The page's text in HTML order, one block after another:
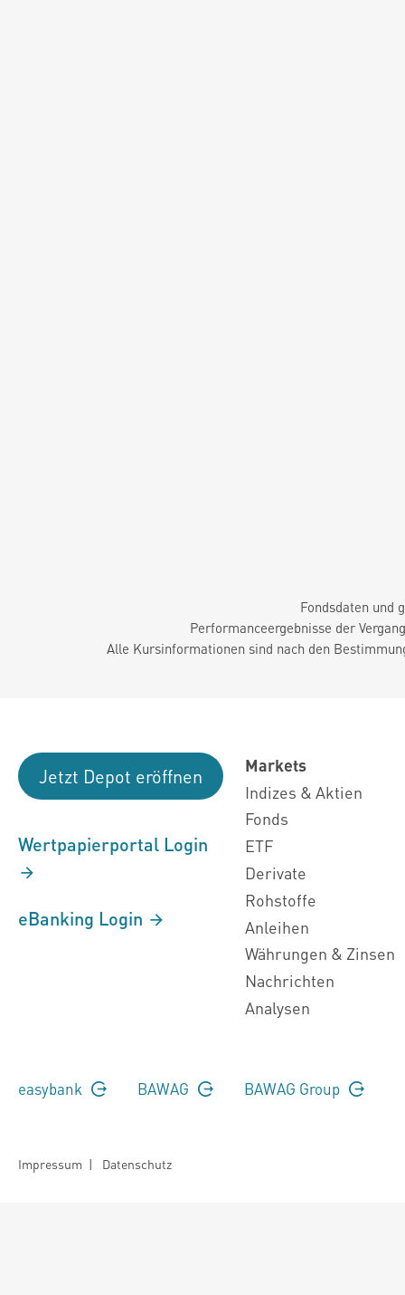
Fondsdaten und
Performanceergebnisse der
Alle Kursinformationen sind nach den
Jetzt Depot eröffnen
Wertpapierportal Login
eBanking Login
Markets
Indizes & Aktien
Fonds
ETF
Derivate
Rohstoffe
Anleihen
Währungen & Zinsen
Nachrichten
Analysen
easybank BAWAG BAWAG Group
Impressum | Datenschutz